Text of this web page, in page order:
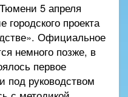
5 апреля
городского проекта
Официальное
немного позже, в
первое
под руководством